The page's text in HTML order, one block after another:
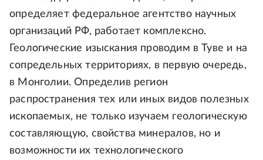
определяет федеральное агентство научных
организаций РФ, работает комплексно.
Геологические изыскания проводим в Туве и на
сопредельных территориях, в первую очередь,
в Монголии. Определив регион
распространения тех или иных видов полезных
ископаемых, не только изучаем геологическую
составляющую, свойства минералов, но и
возможности их технологического